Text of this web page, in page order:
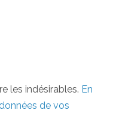
les indésirables. En
de vos